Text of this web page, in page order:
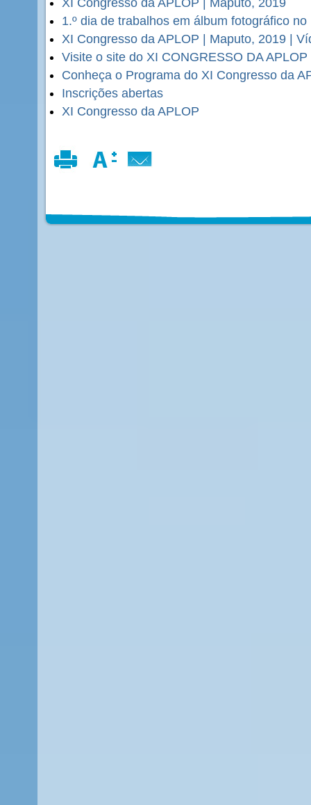
1.º dia de trabalhos em álbum fotográfico no
XI Congresso da APLOP | Maputo, 2019 |
Visite o site do XI CONGRESSO DA APLOP
Conheça o Programa do XI Congresso da
Inscrições abertas
XI Congresso da APLOP